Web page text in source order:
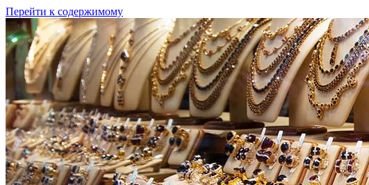
Перейти к содержимому